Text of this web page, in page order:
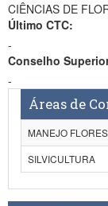
CIÊNCIAS DE
Último CTC:
-
Conselho
-
Áreas de
MANEJO
SILVICULTURA